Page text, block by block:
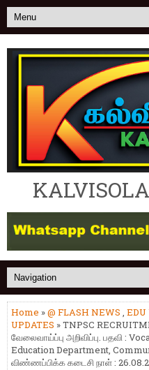
Home »@ FLASH NEWS , EDU
UPDATES » TNPSC
வேலைவாய்ப்பு அறிவிப்பு. பதவி :
Education Department,
விண்ணப்பிக்க கடைசி நாள் :